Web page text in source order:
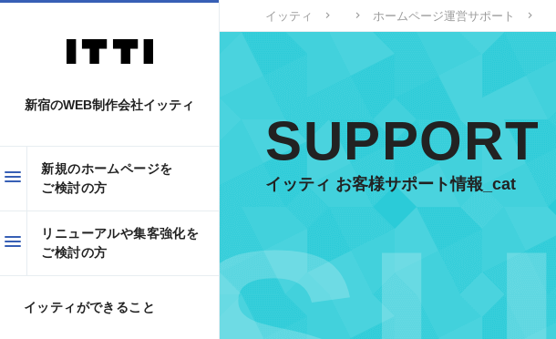
イッティ ホームページ運営サポート
SUPPORT
イッティ お客様サポート情報_cat
新宿のWEB制作会社イッティ
新規のホームページを
ご検討の方
リニューアルや集客強化を
ご検討の方
イッティができること